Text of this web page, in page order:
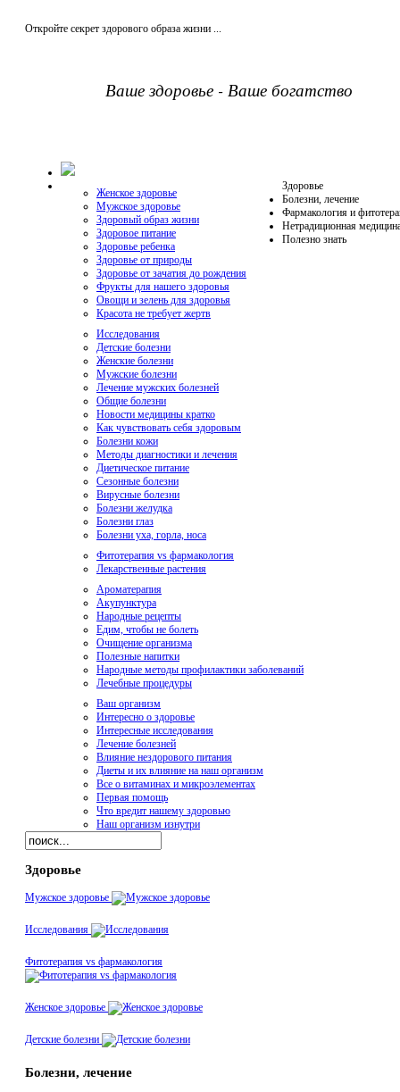
Откройте секрет здорового образа жизни ...
Ваше здоровье - Ваше богатство
Здоровье
Женское здоровье
Мужское здоровье
Здоровый образ жизни
Здоровое питание
Здоровье ребенка
Здоровье от природы
Здоровье от зачатия до рождения
Фрукты для нашего здоровья
Овощи и зелень для здоровья
Красота не требует жертв
Болезни, лечение
Исследования
Детские болезни
Женские болезни
Мужские болезни
Лечение мужских болезней
Общие болезни
Новости медицины кратко
Как чувствовать себя здоровым
Болезни кожи
Методы диагностики и лечения
Диетическое питание
Сезонные болезни
Вирусные болезни
Болезни желудка
Болезни глаз
Болезни уха, горла, носа
Фармакология и
Фитотерапия vs фармакология
Лекарственные растения
Нетрадиционная
Ароматерапия
Акупунктура
Народные рецепты
Едим, чтобы не болеть
Очищение организма
Полезные напитки
Народные методы профилактики заболеваний
Лечебные процедуры
Полезно знать
Ваш организм
Интересно о здоровье
Интересные исследования
Лечение болезней
Влияние нездорового питания
Диеты и их влияние на наш организм
Все о витаминах и микроэлементах
Первая помощь
Что вредит нашему здоровью
Наш организм изнутри
Здоровье
Мужское здоровье
Исследования
Фитотерапия vs фармакология
Женское здоровье
Детские болезни
Болезни, лечение